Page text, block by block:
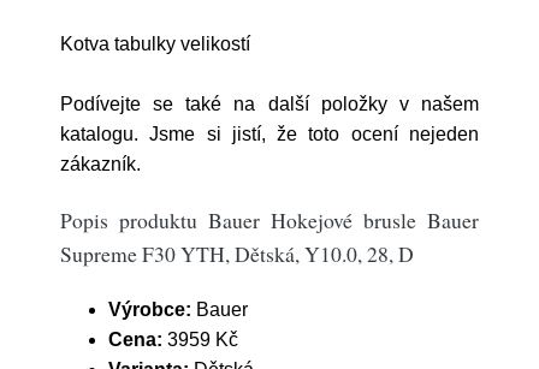
Kotva tabulky velikostí
Podívejte se také na další položky v našem
katalogu. Jsme si jistí, že toto ocení nejeden
zákazník.
Popis produktu Bauer Hokejové brusle Bauer
Supreme F30 YTH, Dětská, Y10.0, 28, D
Výrobce: Bauer
Cena: 3959 Kč